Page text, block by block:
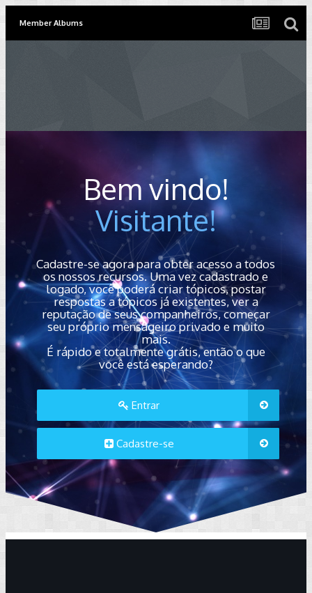
Member Albums
Bem vindo!
Visitante!
Cadastre-se agora para obter acesso a todos
os nossos recursos. Uma vez cadastrado e
logado, você poderá criar tópicos, postar
respostas a tópicos já existentes, ver a
reputação de seus companheiros, começar
seu próprio mensageiro privado e muito
mais.
É rápido e totalmente grátis, então o que
você está esperando?
Entrar
Cadastre-se